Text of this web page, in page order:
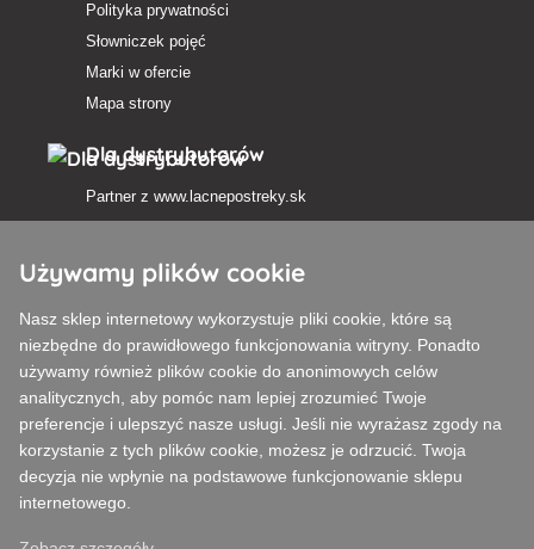
Polityka prywatności
Słowniczek pojęć
Marki w ofercie
Mapa strony
Dla dystrybutorów
Partner z www.lacnepostreky.sk
Zawsze służymy fachową poradą
Reklamacje są rozpatrywane w ciągu 24 godzin
85% towarów w magazynie
Używamy plików cookie
Nasz sklep internetowy wykorzystuje pliki cookie, które są
niezbędne do prawidłowego funkcjonowania witryny. Ponadto
używamy również plików cookie do anonimowych celów
analitycznych, aby pomóc nam lepiej zrozumieć Twoje
preferencje i ulepszyć nasze usługi. Jeśli nie wyrażasz zgody na
korzystanie z tych plików cookie, możesz je odrzucić. Twoja
decyzja nie wpłynie na podstawowe funkcjonowanie sklepu
internetowego.